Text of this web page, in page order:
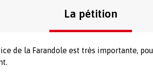
La pétition
de la Farandole est très importante,